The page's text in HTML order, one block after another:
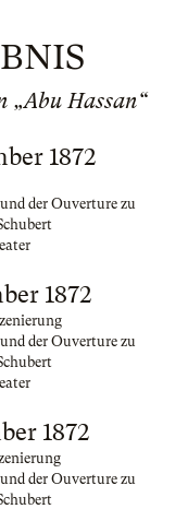
„Abu Hassan“
1872
der Ouverture zu
1872
der Ouverture zu
1872
der Ouverture zu